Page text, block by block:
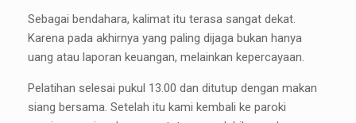
Sebagai bendahara, kalimat itu terasa sangat dekat.
Karena pada akhirnya yang paling dijaga bukan hanya
uang atau laporan keuangan, melainkan kepercayaan.
Pelatihan selesai pukul 13.00 dan ditutup dengan makan
siang bersama. Setelah itu kami kembali ke paroki